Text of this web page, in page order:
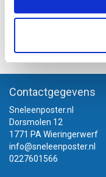
Contactgegevens
Sneleenposter.nl
Dorsmolen 12
1771 PA Wieringerwerf
info@sneleenposter.nl
0227601566